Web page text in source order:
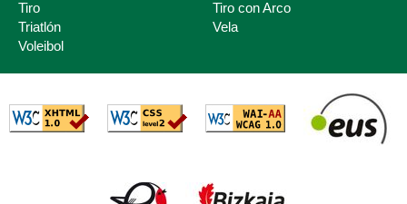
Tiro
Tiro con Arco
Triatlón
Vela
Voleibol